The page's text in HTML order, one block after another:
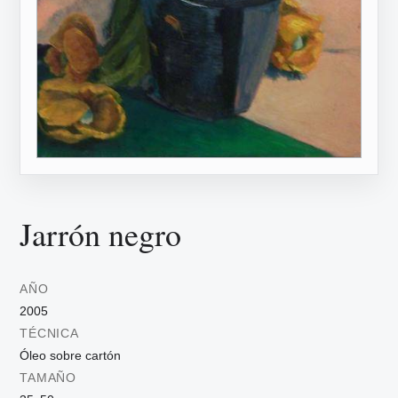
Jarrón negro
AÑO
2005
TÉCNICA
Óleo sobre cartón
TAMAÑO